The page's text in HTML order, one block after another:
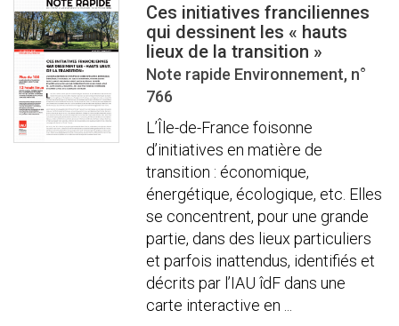
Ces initiatives franciliennes
qui dessinent les « hauts
lieux de la transition »
Note rapide Environnement, n°
766
L’Île-de-France foisonne
d’initiatives en matière de
transition : économique,
énergétique, écologique, etc. Elles
se concentrent, pour une grande
partie, dans des lieux particuliers
et parfois inattendus, identifiés et
décrits par l’IAU îdF dans une
carte interactive en ...